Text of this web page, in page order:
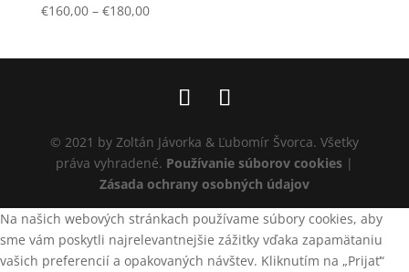
€160,00– €180,00
© 2021 by Zoltán Jávorka & Ľubomír Švorca. Všetky
práva vyhradené. Používanie súborov cookies|
Zásada ochrany osobných údajov
Na našich webových stránkach používame súbory cookies, aby
sme vám poskytli najrelevantnejšie zážitky vďaka zapamätaniu
vašich preferencií a opakovaných návštev. Kliknutím na „Prijať“